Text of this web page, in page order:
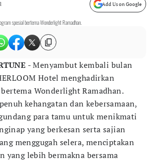
Add Us on Google
spesial bertema Wonderlight Ramadhan.
- Menyambut kembali bulan
Hotel menghadirkan
Wonderlight Ramadhan.
kehangatan dan kebersamaan,
para tamu untuk menikmati
yang berkesan serta sajian
menggugah selera, menciptakan
yang lebih bermakna bersama